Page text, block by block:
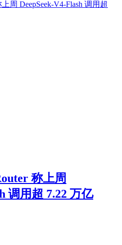
称上周
调用超 7.22 万亿